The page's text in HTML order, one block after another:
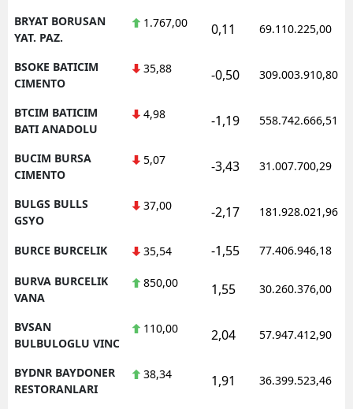
BRYAT BORUSAN
YAT. PAZ.
1.767,00 0,11 69.110.225,00
BSOKE BATICIM
CIMENTO
35,88 -0,50 309.003.910,80
BTCIM BATICIM
BATI ANADOLU
4,98 -1,19 558.742.666,51
BUCIM BURSA
CIMENTO
5,07 -3,43 31.007.700,29
BULGS BULLS
GSYO
37,00 -2,17 181.928.021,96
BURCE BURCELIK 35,54 -1,55 77.406.946,18
BURVA BURCELIK
VANA
850,00 1,55 30.260.376,00
BVSAN
BULBULOGLU VINC
110,00 2,04 57.947.412,90
BYDNR BAYDONER
RESTORANLARI
38,34 1,91 36.399.523,46